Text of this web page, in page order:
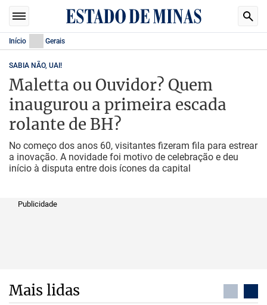
Início Gerais
SABIA NÃO, UAI!
Maletta ou Ouvidor? Quem
inaugurou a primeira escada
rolante de BH?
No começo dos anos 60, visitantes fizeram fila para estrear
a inovação. A novidade foi motivo de celebração e deu
início à disputa entre dois ícones da capital
Publicidade
Mais lidas